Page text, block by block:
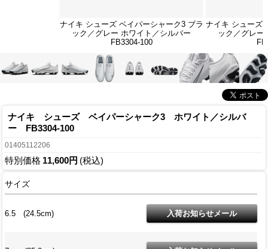
ナイキ シューズ ベイパーシャーク3 ブラ
ック／グレー ホワイト／シルバー
FB3304-100
ナイキ シューズ
ック／グレー
ナイキ シューズ ベイパーシャーク3 ホワイト／シルバ
ー FB3304-100
01405112206
特別価格 11,600円 (税込)
サイズ
6.5 (24.5cm)